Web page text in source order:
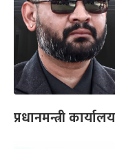
प्रधानमन्त्री